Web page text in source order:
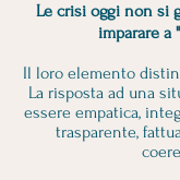
Le crisi oggi non si
imparare a
Il loro elemento
La risposta ad una
essere empatica,
trasparente,